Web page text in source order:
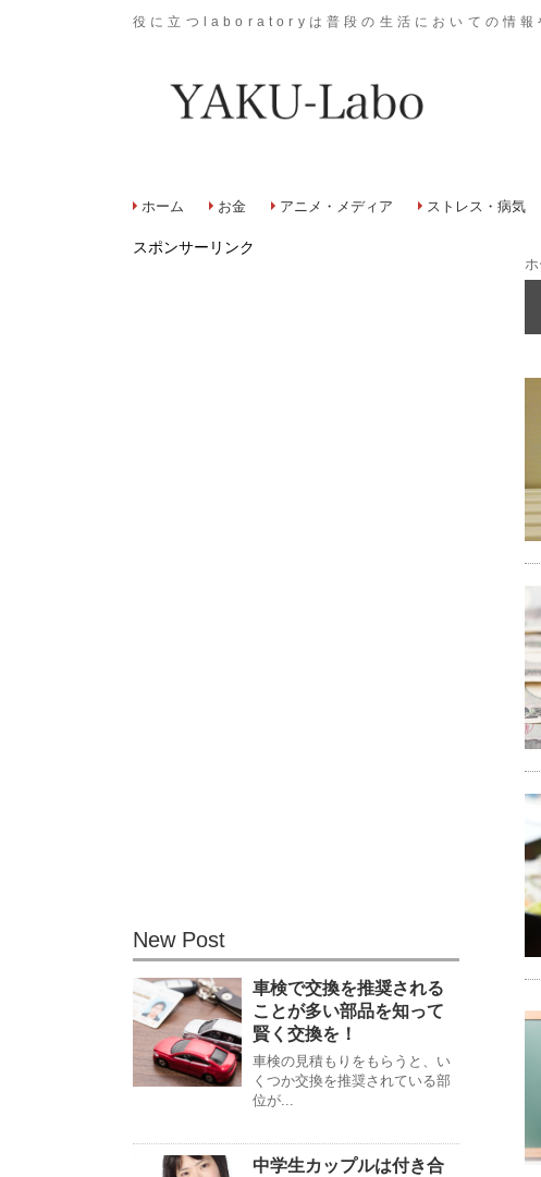
役に立つlaboratoryは普段の生活においての情報
ホーム お金 アニメ・メディア ストレス・病気
スポンサーリンク
New Post
車検で交換を推奨される
ことが多い部品を知って
賢く交換を！
車検の見積もりをもらうと、い
くつか交換を推奨されている部
位が...
中学生カップルは付き合